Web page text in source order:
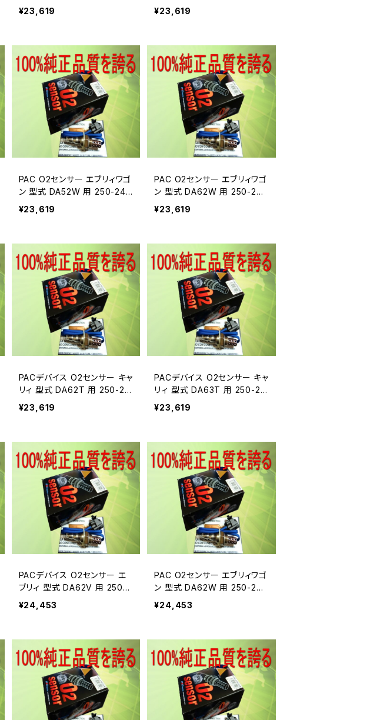
-24049A
¥23,619
4338A
¥23,619
PAC O2センサー エブリィワゴ
ン 型式 DA52W 用 250-243
38A
¥23,619
PAC O2センサー エブリィワゴ
ン 型式 DA62W 用 250-243
38A
¥23,619
PACデバイス O2センサー キャ
リィ 型式 DA62T 用 250-24
338A
¥23,619
PACデバイス O2センサー キャ
リィ 型式 DA63T 用 250-24
338A
¥23,619
PACデバイス O2センサー エ
ブリィ 型式 DA62V 用 250-2
4060A
¥24,453
PAC O2センサー エブリィワゴ
ン 型式 DA62W 用 250-240
60A
¥24,453